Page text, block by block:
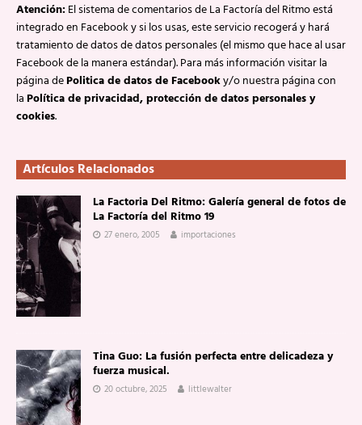
Atención:El sistema de comentarios de La Factoría del Ritmo está
integrado en Facebook y si los usas, este servicio recogerá y hará
tratamiento de datos de datos personales (el mismo que hace al usar
Facebook de la manera estándar). Para más información visitar la
página dePolitica de datos de Facebooky/o nuestra página con
laPolítica de privacidad, protección de datos personales y
cookies.
Artículos Relacionados
La Factoria Del Ritmo: Galería general de fotos de
La Factoría del Ritmo 19
27 enero, 2005 importaciones
Tina Guo: La fusión perfecta entre delicadeza y
fuerza musical.
20 octubre, 2025 littlewalter